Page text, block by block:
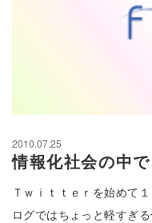
2010.07.25
情報化社会の中で
Ｔｗｉｔｔｅｒを始めて
ログではちょっと軽すぎ